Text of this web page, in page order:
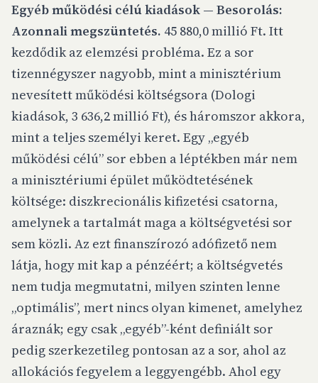
Egyéb működési célú kiadások — Besorolás:
Azonnali megszüntetés. 45 880,0 millió Ft. Itt
kezdődik az elemzési probléma. Ez a sor
tizennégyszer nagyobb, mint a minisztérium
nevesített működési költségsora (Dologi
kiadások, 3 636,2 millió Ft), és háromszor akkora,
mint a teljes személyi keret. Egy „egyéb
működési célú” sor ebben a léptékben már nem
a minisztériumi épület működtetésének
költsége: diszkrecionális kifizetési csatorna,
amelynek a tartalmát maga a költségvetési sor
sem közli. Az ezt finanszírozó adófizető nem
látja, hogy mit kap a pénzéért; a költségvetés
nem tudja megmutatni, milyen szinten lenne
„optimális”, mert nincs olyan kimenet, amelyhez
áraznák; egy csak „egyéb”-ként definiált sor
pedig szerkezetileg pontosan az a sor, ahol az
allokációs fegyelem a leggyengébb. Ahol egy